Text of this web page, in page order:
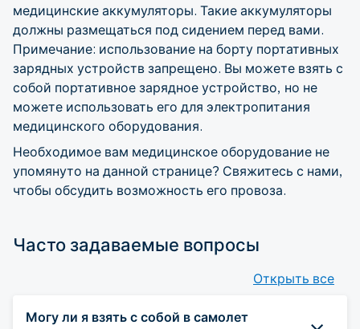
медицинские аккумуляторы. Такие аккумуляторы
должны размещаться под сидением перед вами.
Примечание: использование на борту портативных
зарядных устройств запрещено. Вы можете взять с
собой портативное зарядное устройство, но не
можете использовать его для электропитания
медицинского оборудования.
Необходимое вам медицинское оборудование не
упомянуто на данной странице? Свяжитесь с нами,
чтобы обсудить возможность его провоза.
Часто задаваемые вопросы
Открыть все
Могу ли я взять с собой в самолет